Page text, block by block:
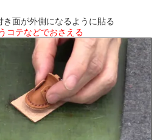
面が外側になるように貼る
コテなどでおさえる